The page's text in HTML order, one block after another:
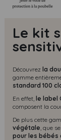
Le kit
Découvrez la
gamme
standard 100
En effet, le label
composent la
De plus cette
végétale , que
pour les bébés